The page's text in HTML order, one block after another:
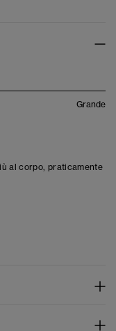
Grande
al corpo, praticamente